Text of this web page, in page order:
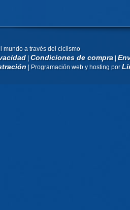
mundo a través del ciclismo
|Condiciones de compra|
| Programación web y hosting por